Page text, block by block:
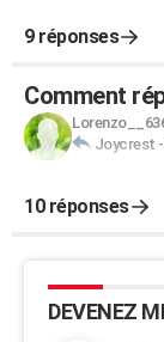
9 réponses
Comment
Joycrest -
10 réponses
DEVENEZ